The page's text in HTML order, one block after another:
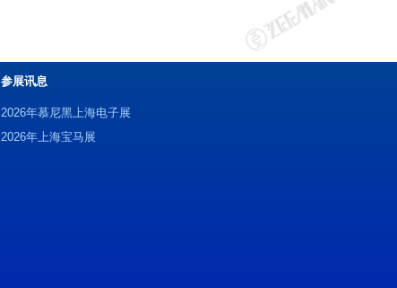
参展讯息
2026年慕尼黑上海电子展
2026年上海宝马展